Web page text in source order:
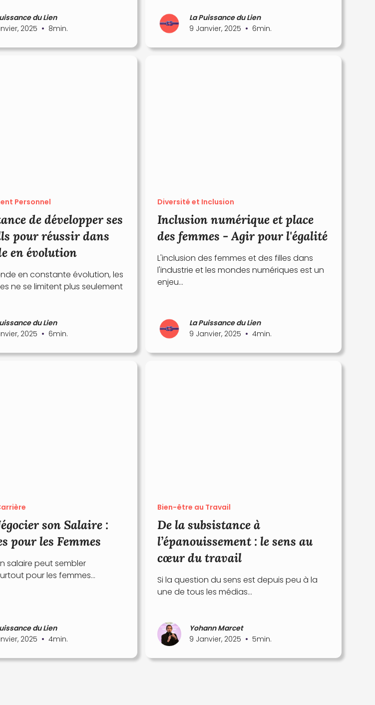
du Lien
2025 • 8min.
La Puissance du Lien
9 Janvier, 2025 • 6min.
Personnel
de développer ses
pour réussir dans
en évolution
en constante évolution, les
ne se limitent plus seulement
du Lien
2025 • 6min.
Diversité et Inclusion
Inclusion numérique et place
des femmes - Agir pour l'égalité
L'inclusion des femmes et des filles dans
l'industrie et les mondes numériques est un
enjeu...
La Puissance du Lien
9 Janvier, 2025 • 4min.
son Salaire :
pour les Femmes
salaire peut sembler
pour les femmes...
du Lien
2025 • 4min.
Bien-être au Travail
De la subsistance à
l’épanouissement : le sens au
cœur du travail
Si la question du sens est depuis peu à la
une de tous les médias...
Yohann Marcet
9 Janvier, 2025 • 5min.